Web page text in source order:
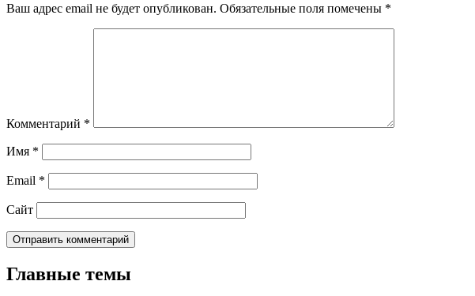
Ваш адрес email не будет опубликован. Обязательные поля помечены *
Комментарий *
Имя *
Email *
Сайт
Главные темы